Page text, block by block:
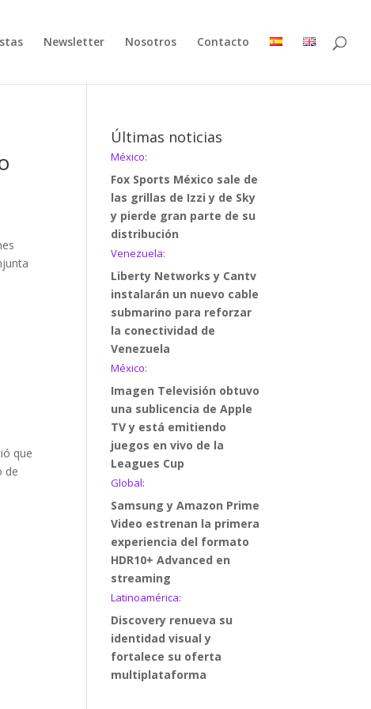
Newsletter Nosotros Contacto
que
de
Últimas noticias
México:
Fox Sports México sale de
las grillas de Izzi y de Sky
y pierde gran parte de su
distribución
Venezuela:
Liberty Networks y Cantv
instalarán un nuevo cable
submarino para reforzar
la conectividad de
Venezuela
México:
Imagen Televisión obtuvo
una sublicencia de Apple
TV y está emitiendo
juegos en vivo de la
Leagues Cup
Global:
Samsung y Amazon Prime
Video estrenan la primera
experiencia del formato
HDR10+ Advanced en
streaming
Latinoamérica:
Discovery renueva su
identidad visual y
fortalece su oferta
multiplataforma